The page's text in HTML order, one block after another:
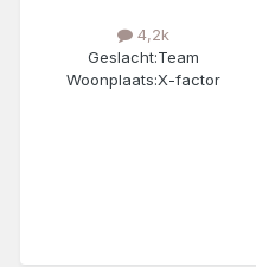
4,2k
Geslacht:Team
Woonplaats:X-factor